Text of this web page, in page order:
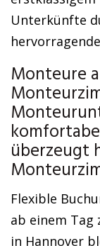
Unterkünfte
Monteure
überzeugt
Flexible
ab einem Tag
in Hannover